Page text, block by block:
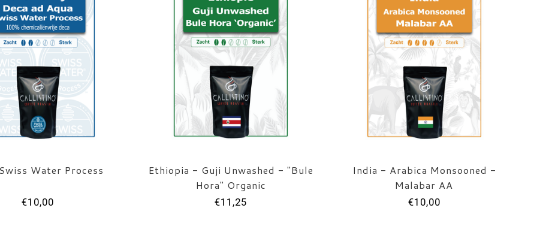
Water Process
€10,00
Ethiopia - Guji Unwashed - "Bule
Hora" Organic
€11,25
India - Arabica Monsooned -
Malabar AA
€10,00